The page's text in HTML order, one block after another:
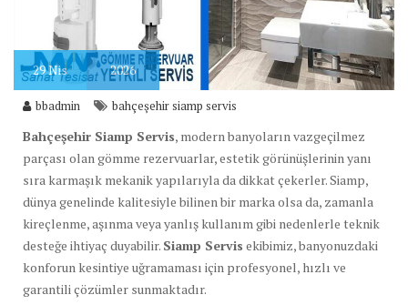
29Nis 2026
bbadmin bahçeşehir siamp servis
Bahçeşehir Siamp Servis, modern banyoların vazgeçilmez
parçası olan gömme rezervuarlar, estetik görünüşlerinin yanı
sıra karmaşık mekanik yapılarıyla da dikkat çekerler. Siamp,
dünya genelinde kalitesiyle bilinen bir marka olsa da, zamanla
kireçlenme, aşınma veya yanlış kullanım gibi nedenlerle teknik
desteğe ihtiyaç duyabilir. Siamp Servis ekibimiz, banyonuzdaki
konforun kesintiye uğramaması için profesyonel, hızlı ve
garantili çözümler sunmaktadır.